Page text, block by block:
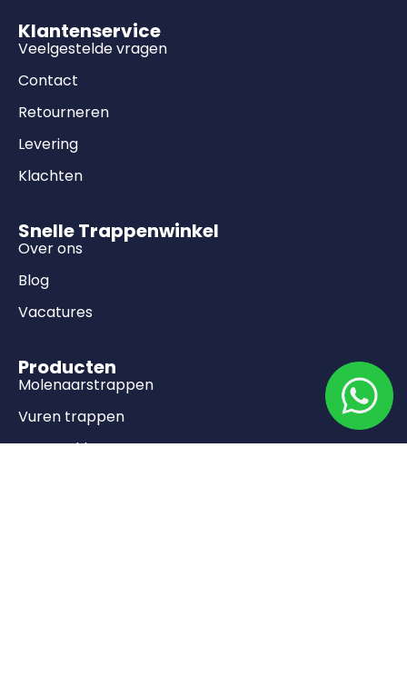
Klantenservice
Veelgestelde vragen
Contact
Retourneren
Levering
Klachten
Snelle Trappenwinkel
Over ons
Blog
Vacatures
Producten
Molenaarstrappen
Vuren trappen
Bouwpakket trappen